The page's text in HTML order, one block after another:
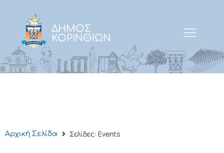
ΔΗΜΟΣ
ΚΟΡΙΝΘΙΩΝ
Αρχική Σελίδα Σελίδες: Events